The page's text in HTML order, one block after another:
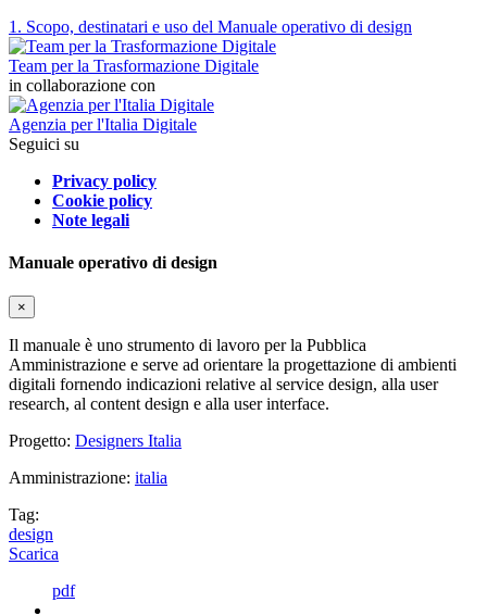
1. Scopo, destinatari e uso del Manuale operativo di design
Team per la Trasformazione Digitale
in collaborazione con
Agenzia per l'Italia Digitale
Seguici su
Privacy policy
Cookie policy
Note legali
Manuale operativo di design
×
Il manuale è uno strumento di lavoro per la Pubblica
Amministrazione e serve ad orientare la progettazione di ambienti
digitali fornendo indicazioni relative al service design, alla user
research, al content design e alla user interface.
Progetto: Designers Italia
Amministrazione: italia
Tag:
design
Scarica
pdf